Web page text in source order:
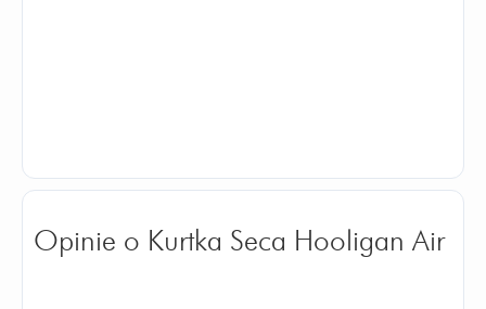
Opinie o Kurtka Seca Hooligan Air